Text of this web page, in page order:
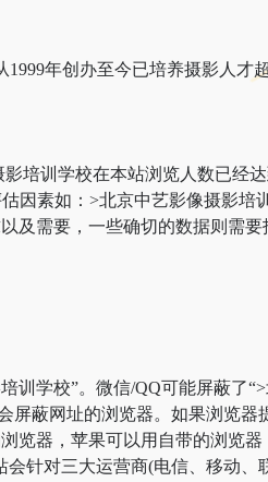
年创办至今已培养摄影人
培训学校在本站浏览人数已经达
因素如：>北京中艺影像摄影
及需要，一些确切的数据则需
训学校”。微信/QQ可能屏蔽了
蔽网址的浏览器。如果浏览
览器，苹果可以用自带的浏览
针对三大运营商(电信、移动